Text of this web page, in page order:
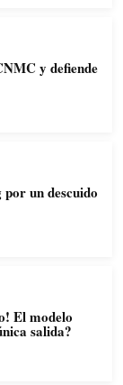
y defiende
un descuido
El modelo
salida?